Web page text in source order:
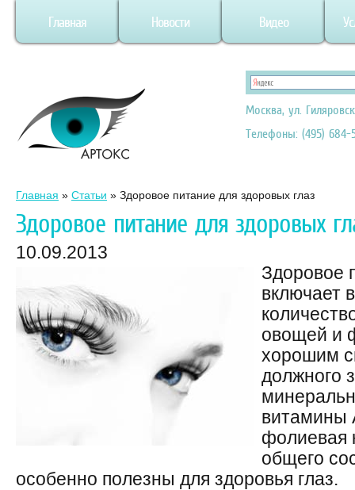
Главная Новости Видео
Москва, ул.
Телефоны: (495) 684-
Главная » Статьи » Здоровое питание для здоровых глаз
Здоровое питание для здоровых
10.09.2013
Здоровое
включает
овощей и
хорошим
должного
витамины
фолиевая
общего
особенно полезны для здоровья глаз.